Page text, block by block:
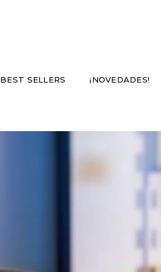
BEST SELLERS ¡NOVEDADES!